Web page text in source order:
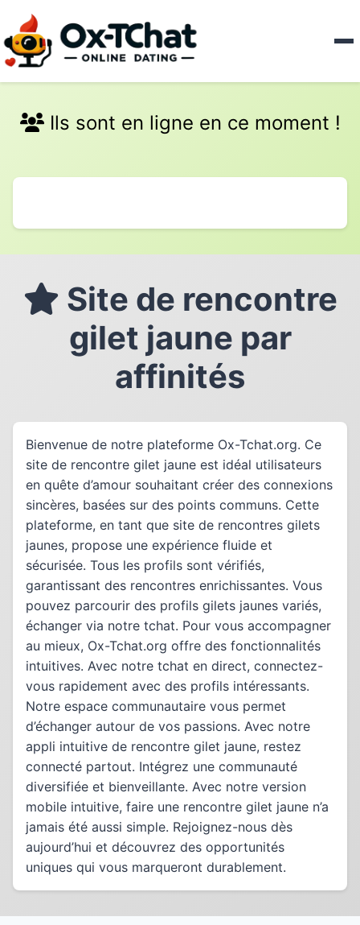
Ils sont en ligne en ce moment !
Site de rencontre
gilet jaune par
affinités
Bienvenue de notre plateforme Ox-Tchat.org. Ce
site de rencontre gilet jaune est idéal utilisateurs
en quête d’amour souhaitant créer des connexions
sincères, basées sur des points communs. Cette
plateforme, en tant que site de rencontres gilets
jaunes, propose une expérience fluide et
sécurisée. Tous les profils sont vérifiés,
garantissant des rencontres enrichissantes. Vous
pouvez parcourir des profils gilets jaunes variés,
échanger via notre tchat. Pour vous accompagner
au mieux, Ox-Tchat.org offre des fonctionnalités
intuitives. Avec notre tchat en direct, connectez-
vous rapidement avec des profils intéressants.
Notre espace communautaire vous permet
d’échanger autour de vos passions. Avec notre
appli intuitive de rencontre gilet jaune, restez
connecté partout. Intégrez une communauté
diversifiée et bienveillante. Avec notre version
mobile intuitive, faire une rencontre gilet jaune n’a
jamais été aussi simple. Rejoignez-nous dès
aujourd’hui et découvrez des opportunités
uniques qui vous marqueront durablement.